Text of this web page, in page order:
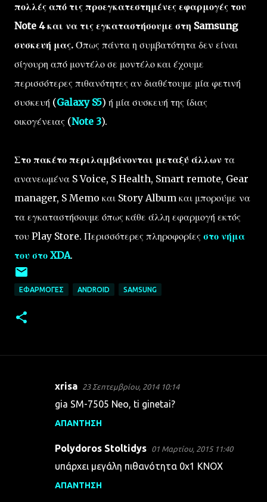
πολλές από τις προεγκατεστημένες εφαρμογές του
Note 4 και να τις εγκαταστήσουμε στη Samsung
συσκευή μας. Όπως πάντα η συμβατότητα δεν είναι
σίγουρη από μοντέλο σε μοντέλο και έχουμε
περισσότερες πιθανότητες αν διαθέτουμε μία φετινή
συσκευή (Galaxy S5) ή μία συσκευή της ίδιας
οικογένειας (Note 3).
Στο πακέτο περιλαμβάνονται μεταξύ άλλων τα
ανανεωμένα S Voice, S Health, Smart remote, Gear
manager, S Memo και Story Album και μπορούμε να
τα εγκαταστήσουμε όπως κάθε άλλη εφαρμογή εκτός
του Play Store. Περισσότερες πληροφορίες στο νήμα
του στο XDA.
ΕΦΑΡΜΟΓΈΣ ANDROID SAMSUNG
xrisa 23 Σεπτεμβρίου, 2014 10:14
gia SM-7505 Neo, ti ginetai?
ΑΠΆΝΤΗΣΗ
Polydoros Stoltidys 01 Μαρτίου, 2015 11:40
υπάρχει μεγάλη πιθανότητα 0x1 KNOX
ΑΠΆΝΤΗΣΗ